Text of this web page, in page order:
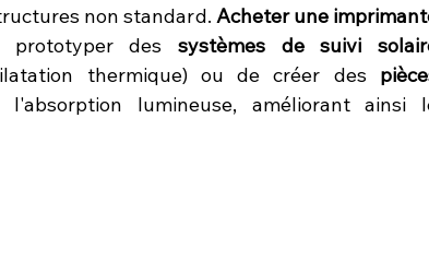
non standard. Acheter une
des systèmes de suivi
thermique) ou de créer des
lumineuse, améliorant ainsi